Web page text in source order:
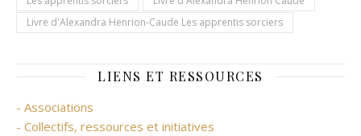
Livre d'Alexandra Henrion-Caude Les apprentis sorciers
LIENS ET RESSOURCES
- Associations
- Collectifs, ressources et initiatives